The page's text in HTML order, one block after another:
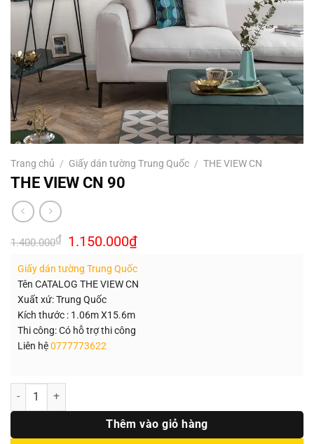
Trang chủ / Giấy dán tường Trung Quốc / THE VIEW CN
THE VIEW CN 90
1.400.000₫ Giá
gốc
1.400.000₫.
1.150.000₫Giá
hiện
là:
1.150.000₫.
Giấy dán tường Trung Quốc
Tên CATALOG THE VIEW CN
Xuất xứ: Trung Quốc
Kích thước : 1.06m X15.6m
Thi công: Có hỗ trợ thi công
Liên hệ0777773622
Số lượng
Thêm vào giỏ hàng